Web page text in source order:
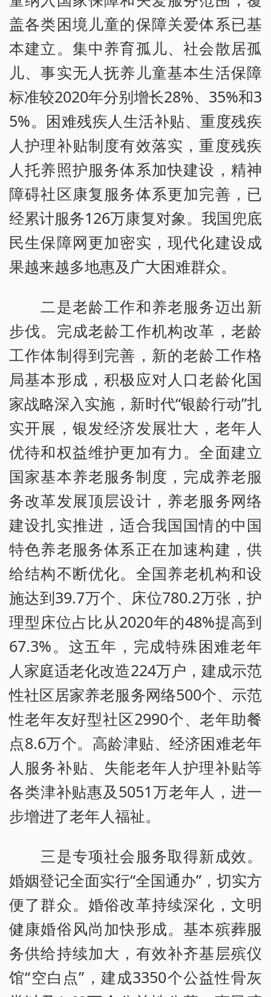
盖各类困境儿童的保障关爱体系已基
本建立。集中养育孤儿、社会散居孤
儿、事实无人抚养儿童基本生活保障
标准较2020年分别增长28%、35%和3
5%。困难残疾人生活补贴、重度残疾
人护理补贴制度有效落实，重度残疾
人托养照护服务体系加快建设，精神
障碍社区康复服务体系更加完善，已
经累计服务126万康复对象。我国兜底
民生保障网更加密实，现代化建设成
果越来越多地惠及广大困难群众。
二是老龄工作和养老服务迈出新
步伐。完成老龄工作机构改革，老龄
工作体制得到完善，新的老龄工作格
局基本形成，积极应对人口老龄化国
家战略深入实施，新时代“银龄行动”扎
实开展，银发经济发展壮大，老年人
优待和权益维护更加有力。全面建立
国家基本养老服务制度，完成养老服
务改革发展顶层设计，养老服务网络
建设扎实推进，适合我国国情的中国
特色养老服务体系正在加速构建，供
给结构不断优化。全国养老机构和设
施达到39.7万个、床位780.2万张，护
理型床位占比从2020年的48%提高到
67.3%。这五年，完成特殊困难老年
人家庭适老化改造224万户，建成示范
性社区居家养老服务网络500个、示范
性老年友好型社区2990个、老年助餐
点8.6万个。高龄津贴、经济困难老年
人服务补贴、失能老年人护理补贴等
各类津补贴惠及5051万老年人，进一
步增进了老年人福祉。
三是专项社会服务取得新成效。
婚姻登记全面实行“全国通办”，切实方
便了群众。婚俗改革持续深化，文明
健康婚俗风尚加快形成。基本殡葬服
务供给持续加大，有效补齐基层殡仪
馆“空白点”，建成3350个公益性骨灰